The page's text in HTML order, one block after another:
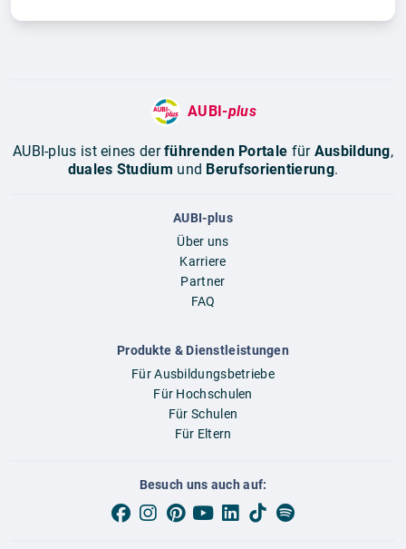
AUBI-plus
AUBI-plus ist eines derführenden Portale für Ausbildung,
duales Studium und Berufsorientierung.
AUBI-plus
Über uns
Karriere
Partner
FAQ
Produkte & Dienstleistungen
Für Ausbildungsbetriebe
Für Hochschulen
Für Schulen
Für Eltern
Besuch uns auch auf: